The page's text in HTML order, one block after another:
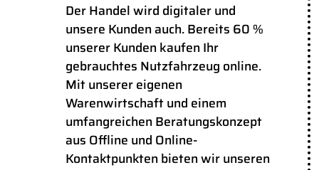
Der Handel wird digitaler und
unsere Kunden auch. Bereits 60 %
unserer Kunden kaufen Ihr
gebrauchtes Nutzfahrzeug online.
Mit unserer eigenen
Warenwirtschaft und einem
umfangreichen Beratungskonzept
aus Offline und Online-
Kontaktpunkten bieten wir unseren